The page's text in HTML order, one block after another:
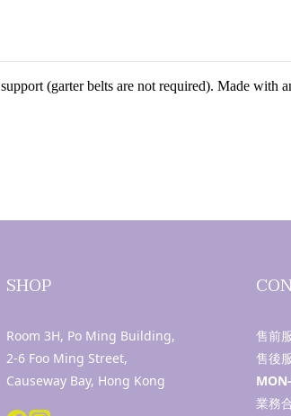
(garter belts are not required). Made with
SHOP
Room 3H, Po Ming Building,
2-6 Foo Ming Street,
Causeway Bay, Hong Kong
售前
售後
業務